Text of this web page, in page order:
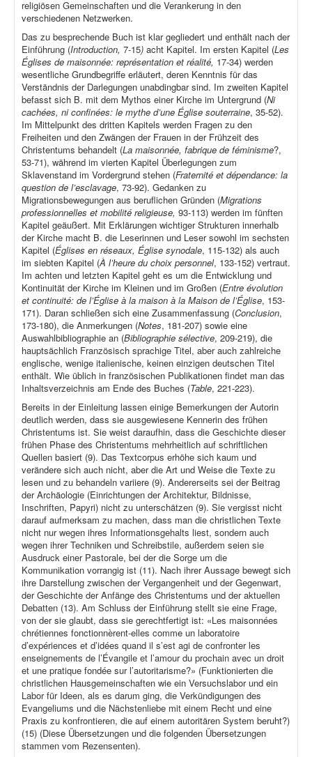
religiösen Gemeinschaften und die Verankerung in den
verschiedenen Netzwerken.
Das zu besprechende Buch ist klar gegliedert und enthält nach der
Einführung (Introduction, 7-15) acht Kapitel. Im ersten Kapitel (Les
Églises de maisonnée: représentation et réalité, 17-34) werden
wesentliche Grundbegriffe erläutert, deren Kenntnis für das
Verständnis der Darlegungen unabdingbar sind. Im zweiten Kapitel
befasst sich B. mit dem Mythos einer Kirche im Untergrund (Ni
cachées, ni confinées: le mythe d’une Église souterraine, 35-52).
Im Mittelpunkt des dritten Kapitels werden Fragen zu den
Freiheiten und den Zwängen der Frauen in der Frühzeit des
Christentums behandelt (La maisonnée, fabrique de féminisme?,
53-71), während im vierten Kapitel Überlegungen zum
Sklavenstand im Vordergrund stehen (Fraternité et dépendance: la
question de l’esclavage, 73-92). Gedanken zu
Migrationsbewegungen aus beruflichen Gründen (Migrations
professionnelles et mobilité religieuse, 93-113) werden im fünften
Kapitel geäußert. Mit Erklärungen wichtiger Strukturen innerhalb
der Kirche macht B. die Leserinnen und Leser sowohl im sechsten
Kapitel (Églises en réseaux, Église synodale, 115-132) als auch
im siebten Kapitel (À l’heure du choix personnel, 133-152) vertraut.
Im achten und letzten Kapitel geht es um die Entwicklung und
Kontinuität der Kirche im Kleinen und im Großen (Entre évolution
et continuité: de l’Église à la maison à la Maison de l’Église, 153-
171). Daran schließen sich eine Zusammenfassung (Conclusion,
173-180), die Anmerkungen (Notes, 181-207) sowie eine
Auswahlbibliographie an (Bibliographie sélective, 209-219), die
hauptsächlich Französisch sprachige Titel, aber auch zahlreiche
englische, wenige italienische, keinen einzigen deutschen Titel
enthält. Wie üblich in französischen Publikationen findet man das
Inhaltsverzeichnis am Ende des Buches (Table, 221-223).
Bereits in der Einleitung lassen einige Bemerkungen der Autorin
deutlich werden, dass sie ausgewiesene Kennerin des frühen
Christentums ist. Sie weist daraufhin, dass die Geschichte dieser
frühen Phase des Christentums mehrheitlich auf schriftlichen
Quellen basiert (9). Das Textcorpus erhöhe sich kaum und
verändere sich auch nicht, aber die Art und Weise die Texte zu
lesen und zu behandeln variiere (9). Andererseits sei der Beitrag
der Archäologie (Einrichtungen der Architektur, Bildnisse,
Inschriften, Papyri) nicht zu unterschätzen (9). Sie vergisst nicht
darauf aufmerksam zu machen, dass man die christlichen Texte
nicht nur wegen ihres Informationsgehalts liest, sondern auch
wegen ihrer Techniken und Schreibstile, außerdem seien sie
Ausdruck einer Pastorale, bei der die Sorge um die
Kommunikation vorrangig ist (11). Nach ihrer Aussage bewegt sich
ihre Darstellung zwischen der Vergangenheit und der Gegenwart,
der Geschichte der Anfänge des Christentums und der aktuellen
Debatten (13). Am Schluss der Einführung stellt sie eine Frage,
von der sie glaubt, dass sie gerechtfertigt ist: «Les maisonnées
chrétiennes fonctionnèrent-elles comme un laboratoire
d’expériences et d’idées quand il s’est agi de confronter les
enseignements de l’Évangile et l’amour du prochain avec un droit
et une pratique fondée sur l’autoritarisme?» (Funktionierten die
christlichen Hausgemeinschaften wie ein Versuchslabor und ein
Labor für Ideen, als es darum ging, die Verkündigungen des
Evangeliums und die Nächstenliebe mit einem Recht und eine
Praxis zu konfrontieren, die auf einem autoritären System beruht?)
(15) (Diese Übersetzungen und die folgenden Übersetzungen
stammen vom Rezensenten).